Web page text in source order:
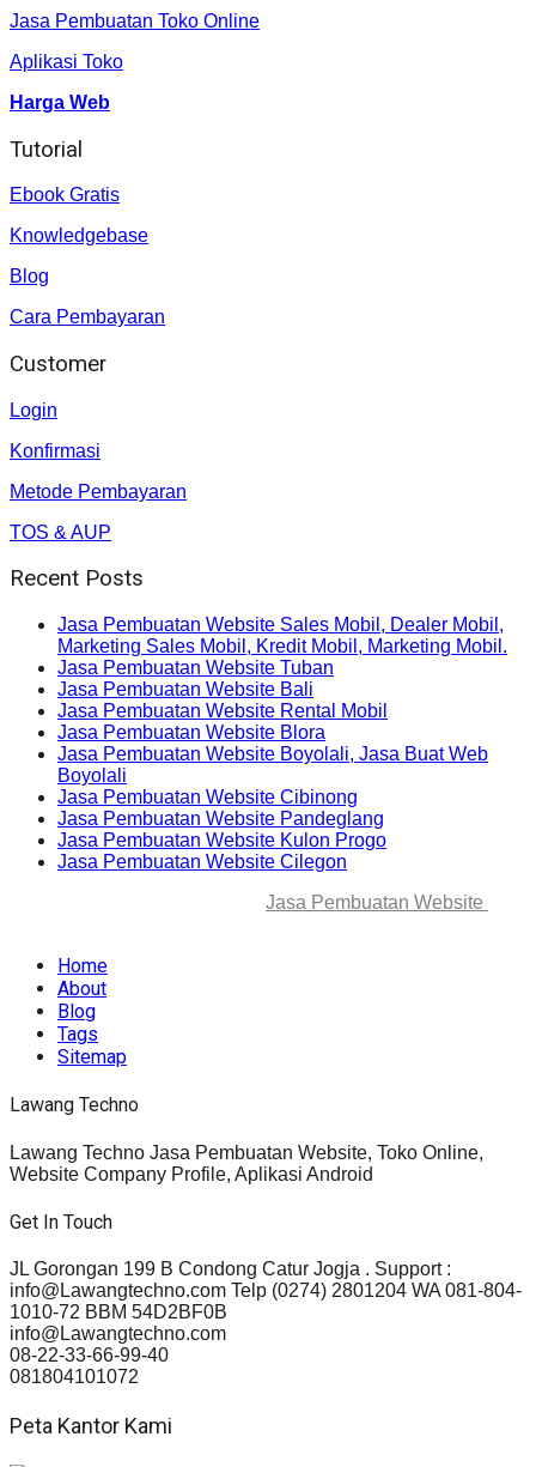
Jasa Pembuatan Toko Online
Aplikasi Toko
Harga Web
Tutorial
Ebook Gratis
Knowledgebase
Blog
Cara Pembayaran
Customer
Login
Konfirmasi
Metode Pembayaran
TOS & AUP
Recent Posts
Jasa Pembuatan Website Sales Mobil, Dealer Mobil,
Marketing Sales Mobil, Kredit Mobil, Marketing Mobil.
Jasa Pembuatan Website Tuban
Jasa Pembuatan Website Bali
Jasa Pembuatan Website Rental Mobil
Jasa Pembuatan Website Blora
Jasa Pembuatan Website Boyolali, Jasa Buat Web
Boyolali
Jasa Pembuatan Website Cibinong
Jasa Pembuatan Website Pandeglang
Jasa Pembuatan Website Kulon Progo
Jasa Pembuatan Website Cilegon
Jasa Pembuatan Website
Home
About
Blog
Tags
Sitemap
Lawang Techno
Lawang Techno Jasa Pembuatan Website, Toko Online,
Website Company Profile, Aplikasi Android
Get In Touch
JL Gorongan 199 B Condong Catur Jogja . Support :
info@Lawangtechno.com Telp (0274) 2801204 WA 081-804-
1010-72 BBM 54D2BF0B
info@Lawangtechno.com
08-22-33-66-99-40
081804101072
Peta Kantor Kami